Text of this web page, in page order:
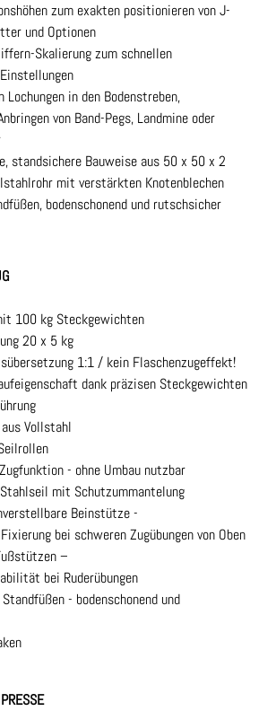
zum exakten positionieren von J-
und Optionen
Skalierung zum schnellen
in den Bodenstreben,
von Band-Pegs, Landmine oder
standsichere Bauweise aus 50 x 50 x 2
mit verstärkten Knotenblechen
bodenschonend und rutschsicher
100 kg Steckgewichten
20 x 5 kg
1:1 / kein Flaschenzugeffekt!
dank präzisen Steckgewichten
Vollstahl
- ohne Umbau nutzbar
mit Schutzummantelung
Beinstütze -
bei schweren Zugübungen von Oben
–
bei Ruderübungen
- bodenschonend und